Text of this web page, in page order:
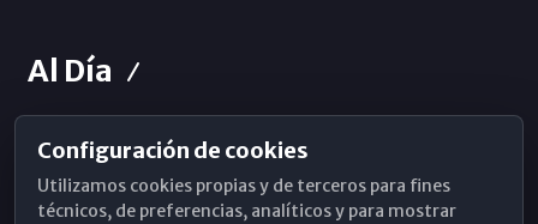
Al Día
Horarios de Misa
Hemeroteca
Configuración de cookies
Utilizamos cookies propias y de terceros para fines
técnicos, de preferencias, analíticos y para mostrar